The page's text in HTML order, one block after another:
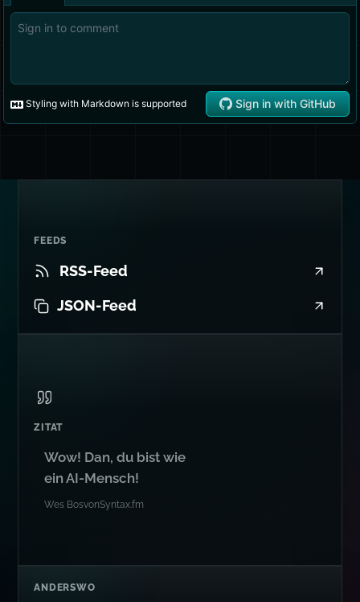
FEEDS
RSS-Feed
JSON-Feed
ZITAT
Wow! Dan, du bist wie
ein AI-Mensch!
Wes BosvonSyntax.fm
ANDERSWO